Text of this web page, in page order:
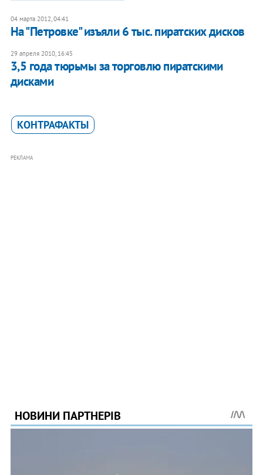
04 марта 2012, 04:41
На "Петровке" изъяли 6 тыс. пиратских дисков
29 апреля 2010, 16:45
3,5 года тюрьмы за торговлю пиратскими
дисками
КОНТРАФАКТЫ
РЕКЛАМА